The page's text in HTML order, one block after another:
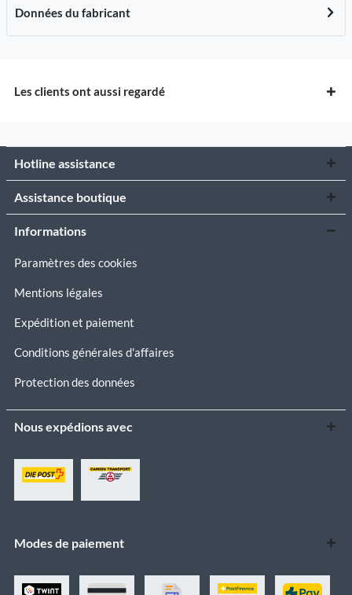
Données du fabricant
Les clients ont aussi regardé
Hotline assistance
Assistance boutique
Informations
Paramètres des cookies
Mentions légales
Expédition et paiement
Conditions générales d'affaires
Protection des données
Nous expédions avec
Modes de paiement